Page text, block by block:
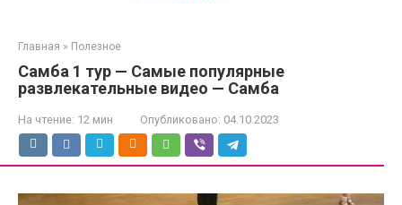
Главная » Полезное
Самба 1 тур — Самые популярные
развлекательные видео — Самба
На чтение: 12 мин Опубликовано: 04.10.2023